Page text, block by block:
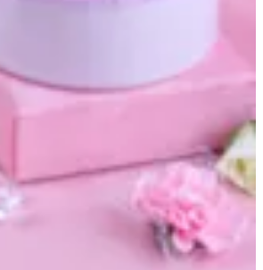
ماسك معالج لترطيب الشعر ومعالجة
ويعطي نعومه ولمعه خياليه ،، يعطر
يومين😻 ،، يستخدم قبل الشور بنص